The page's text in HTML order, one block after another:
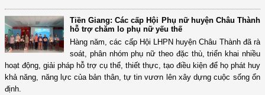
Tiền Giang: Các cấp Hội Phụ nữ huyện Châu Thành
hỗ trợ chăm lo phụ nữ yếu thế
Hàng năm, các cấp Hội LHPN huyện Châu Thành đã rà
soát, phân nhóm phụ nữ theo đặc thù, triển khai nhiều
hoạt động, giải pháp hỗ trợ cụ thể, thiết thực, tạo điều kiện để họ phát huy
khả năng, năng lực của bản thân, tự tin vươn lên xây dựng cuộc sống ổn
định.